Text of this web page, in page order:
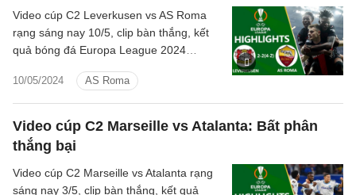
10/05/2024 AS Roma
Video cúp C2 Leverkusen vs AS Roma
rạng sáng nay 10/5, clip bàn thắng, kết
quả bóng đá Europa League 2024
Video cúp C2 Marseille vs Atalanta: Bất phân
thắng bại
Video cúp C2 Marseille vs Atalanta rạng
sáng nay 3/5, clip bàn thắng, kết quả